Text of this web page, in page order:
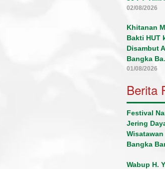
02/08/2026
Khitanan
Bakti HUT
Disambut
Bangka
01/08/2026
Berita
Festival
Jering
Bangka
Wabup H.